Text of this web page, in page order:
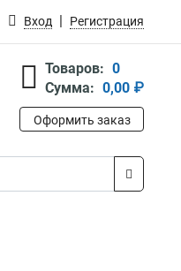
Вход Регистрация
Товаров: 0
Сумма: 0,00 ₽
Оформить заказ